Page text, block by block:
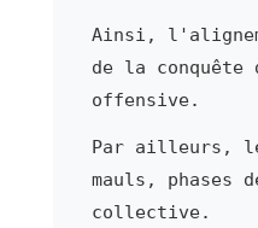
Ainsi,
de la conquête
offensive.
Par ailleurs,
mauls, phases
collective.